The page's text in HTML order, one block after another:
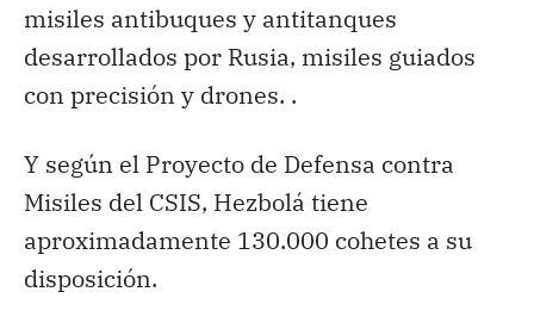
misiles antibuques y antitanques
desarrollados por Rusia, misiles guiados
con precisión y drones. .
Y según el Proyecto de Defensa contra
Misiles del CSIS, Hezbolá tiene
aproximadamente 130.000 cohetes a su
disposición.